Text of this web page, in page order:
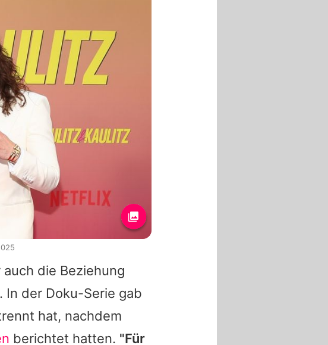
die Beziehung
In der Doku-Serie gab
hat, nachdem
berichtet hatten. "Für